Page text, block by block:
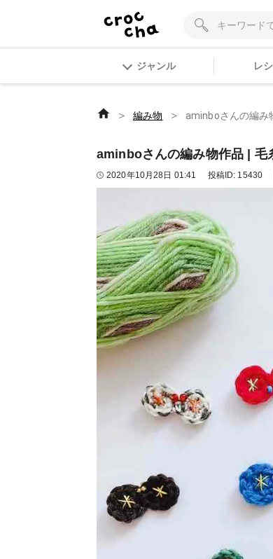
ジャンル レ
＞ 編み物 ＞ aminboさんの編み
aminboさんの編み物作品 | 毛
2020年10月28日 01:41 投稿ID: 15430